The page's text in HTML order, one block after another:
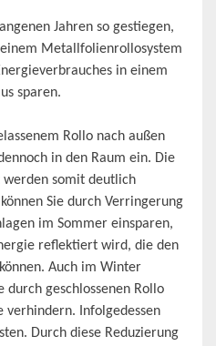
Jahren so gestiegen,
Metallfolienrollosystem
in einem
sparen.
Rollo nach außen
in den Raum ein. Die
werden somit deutlich
Sie durch Verringerung
im Sommer einsparen,
reflektiert wird, die den
Auch im Winter
durch geschlossenen Rollo
verhindern. Infolgedessen
Durch diese Reduzierung